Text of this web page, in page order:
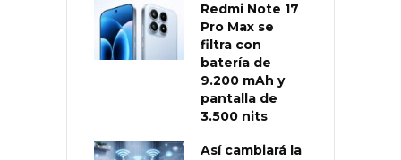
Redmi Note 17
Pro Max se
filtra con
batería de
9.200 mAh y
pantalla de
3.500 nits
Así cambiará la